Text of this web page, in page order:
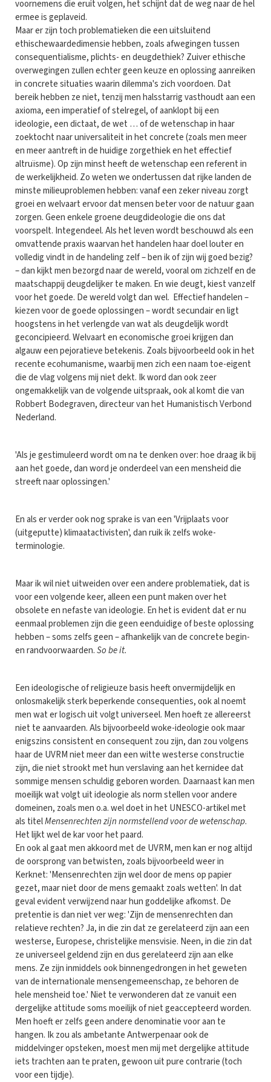
voornemens die eruit volgen, het schijnt dat de weg naar de hel
ermee is geplaveid.
Maar er zijn toch problematieken die een uitsluitend
ethischewaardedimensie hebben, zoals afwegingen tussen
consequentialisme, plichts- en deugdethiek? Zuiver ethische
overwegingen zullen echter geen keuze en oplossing aanreiken
in concrete situaties waarin dilemma's zich voordoen. Dat
bereik hebben ze niet, tenzij men halsstarrig vasthoudt aan een
axioma, een imperatief of stelregel, of aanklopt bij een
ideologie, een dictaat, de wet … of de wetenschap in haar
zoektocht naar universaliteit in het concrete (zoals men meer
en meer aantreft in de huidige zorgethiek en het effectief
altruïsme). Op zijn minst heeft de wetenschap een referent in
de werkelijkheid. Zo weten we ondertussen dat rijke landen de
minste milieuproblemen hebben: vanaf een zeker niveau zorgt
groei en welvaart ervoor dat mensen beter voor de natuur gaan
zorgen. Geen enkele groene deugdideologie die ons dat
voorspelt. Integendeel. Als het leven wordt beschouwd als een
omvattende praxis waarvan het handelen haar doel louter en
volledig vindt in de handeling zelf – ben ik of zijn wij goed bezig?
– dan kijkt men bezorgd naar de wereld, vooral om zichzelf en de
maatschappij deugdelijker te maken. En wie deugt, kiest vanzelf
voor het goede. De wereld volgt dan wel. Effectief handelen –
kiezen voor de goede oplossingen – wordt secundair en ligt
hoogstens in het verlengde van wat als deugdelijk wordt
geconcipieerd. Welvaart en economische groei krijgen dan
algauw een pejoratieve betekenis. Zoals bijvoorbeeld ook in het
recente ecohumanisme, waarbij men zich een naam toe-eigent
die de vlag volgens mij niet dekt. Ik word dan ook zeer
ongemakkelijk van de volgende uitspraak, ook al komt die van
Robbert Bodegraven, directeur van het Humanistisch Verbond
Nederland.
'Als je gestimuleerd wordt om na te denken over: hoe draag ik bij
aan het goede, dan word je onderdeel van een mensheid die
streeft naar oplossingen.'
En als er verder ook nog sprake is van een 'Vrijplaats voor
(uitgeputte) klimaatactivisten', dan ruik ik zelfs woke-
terminologie.
Maar ik wil niet uitweiden over een andere problematiek, dat is
voor een volgende keer, alleen een punt maken over het
obsolete en nefaste van ideologie. En het is evident dat er nu
eenmaal problemen zijn die geen eenduidige of beste oplossing
hebben – soms zelfs geen – afhankelijk van de concrete begin-
en randvoorwaarden.So be it.
Een ideologische of religieuze basis heeft onvermijdelijk en
onlosmakelijk sterk beperkende consequenties, ook al noemt
men wat er logisch uit volgt universeel. Men hoeft ze allereerst
niet te aanvaarden. Als bijvoorbeeld woke-ideologie ook maar
enigszins consistent en consequent zou zijn, dan zou volgens
haar de UVRM niet meer dan een witte westerse constructie
zijn, die niet strookt met hun verslaving aan het kernidee dat
sommige mensen schuldig geboren worden. Daarnaast kan men
moeilijk wat volgt uit ideologie als norm stellen voor andere
domeinen, zoals men o.a. wel doet in het UNESCO-artikel met
als titelMensenrechten zijn normstellend voor de wetenschap.
Het lijkt wel de kar voor het paard.
En ook al gaat men akkoord met de UVRM, men kan er nog altijd
de oorsprong van betwisten, zoals bijvoorbeeld weer in
Kerknet: 'Mensenrechten zijn wel door de mens op papier
gezet, maar niet door de mens gemaakt zoals wetten'. In dat
geval evident verwijzend naar hun goddelijke afkomst. De
pretentie is dan niet ver weg: 'Zijn de mensenrechten dan
relatieve rechten? Ja, in die zin dat ze gerelateerd zijn aan een
westerse, Europese, christelijke mensvisie. Neen, in die zin dat
ze universeel geldend zijn en dus gerelateerd zijn aan elke
mens. Ze zijn inmiddels ook binnengedrongen in het geweten
van de internationale mensengemeenschap, ze behoren de
hele mensheid toe.' Niet te verwonderen dat ze vanuit een
dergelijke attitude soms moeilijk of niet geaccepteerd worden.
Men hoeft er zelfs geen andere denominatie voor aan te
hangen. Ik zou als ambetante Antwerpenaar ook de
middelvinger opsteken, moest men mij met dergelijke attitude
iets trachten aan te praten, gewoon uit pure contrarie (toch
voor een tijdje).